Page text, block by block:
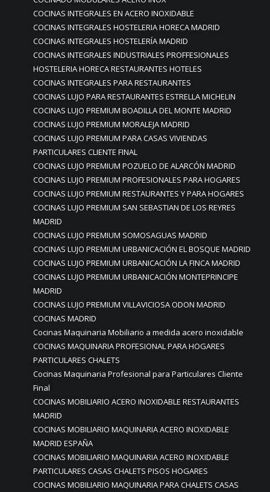
COCINAS INTEGRALES EN ACERO INOXIDABLE
COCINAS INTEGRALES HOSTELERIA HORECA MADRID
COCINAS INTEGRALES HOSTELERÍA MADRID
COCINAS INTEGRALES INDUSTRIALES PROFFESIONALES
HOSTELERIA HORECA RESTAURANTES HOTELES
COCINAS INTEGRALES PARA RESTAURANTES
COCINAS LUJO PARA RESTAURANTES ESTRELLA MICHELIN
COCINAS LUJO PREMIUM BOADILLA DEL MONTE MADRID
COCINAS LUJO PREMIUM MORALEJA MADRID
COCINAS LUJO PREMIUM PARA CASAS VIVIENDAS
PARTICULARES CLIENTE FINAL
COCINAS LUJO PREMIUM POZUELO DE ALARCÓN MADRID
COCINAS LUJO PREMIUM PROFESIONALES PARA HOGARES
COCINAS LUJO PREMIUM RESTAURANTES Y PARA HOGARES
COCINAS LUJO PREMIUM SAN SEBASTIAN DE LOS REYRES
MADRID
COCINAS LUJO PREMIUM SOMOSAGUAS MADRID
COCINAS LUJO PREMIUM URBANICACIÓN EL BOSQUE MADRID
COCINAS LUJO PREMIUM URBANICACIÓN LA FINCA MADRID
COCINAS LUJO PREMIUM URBANICACIÓN MONTEPRINCIPE
MADRID
COCINAS LUJO PREMIUM VILLAVICIOSA ODON MADRID
COCINAS MADRID
Cocinas Maquinaria Mobiliario a medida acero inoxidable
COCINAS MAQUINARIA PROFESIONAL PARA HOGARES
PARTICULARES CHALETS
Cocinas Maquinaria Profesional para Particulares Cliente
Final
COCINAS MOBILIARIO ACERO INOXIDABLE RESTAURANTES
MADRID
COCINAS MOBILIARIO MAQUINARIA ACERO INOXIDABLE
MADRID ESPAÑA
COCINAS MOBILIARIO MAQUINARIA ACERO INOXIDABLE
PARTICULARES CASAS CHALETS PISOS HOGARES
COCINAS MOBILIARIO MAQUINARIA PARA CHALETS CASAS